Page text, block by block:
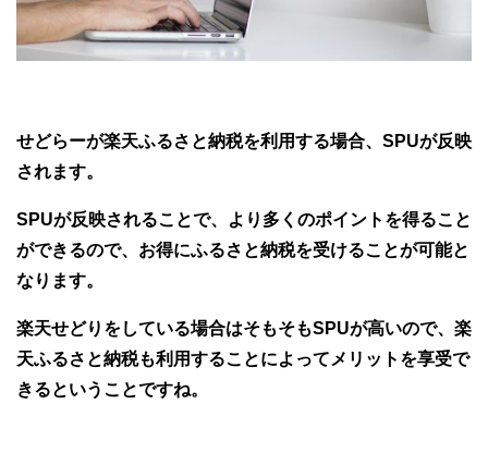
せどらーが楽天ふるさと納税を利用する場合、SPUが反映
されます。
SPUが反映されることで、より多くのポイントを得ること
ができるので、お得にふるさと納税を受けることが可能と
なります。
楽天せどりをしている場合はそもそもSPUが高いので、楽
天ふるさと納税も利用することによってメリットを享受で
きるということですね。